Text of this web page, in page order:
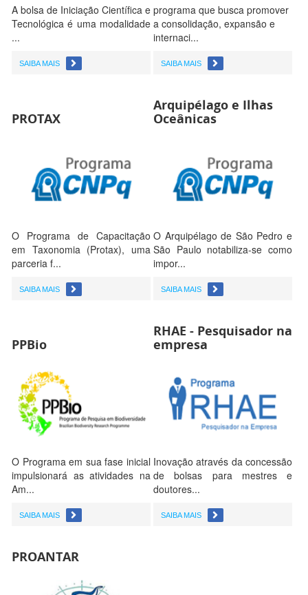
A bolsa de Iniciação Científica e
Tecnológica é uma modalidade
...
SAIBA MAIS
programa que busca promover
a consolidação, expansão e
internaci...
SAIBA MAIS
PROTAX
O Programa de Capacitação
em Taxonomia (Protax), uma
parceria f...
SAIBA MAIS
Arquipélago e Ilhas
Oceânicas
O Arquipélago de São Pedro e
São Paulo notabiliza-se como
impor...
SAIBA MAIS
PPBio
O Programa em sua fase inicial
impulsionará as atividades na
Am...
SAIBA MAIS
RHAE - Pesquisador na
empresa
Inovação através da concessão
de bolsas para mestres e
doutores...
SAIBA MAIS
PROANTAR